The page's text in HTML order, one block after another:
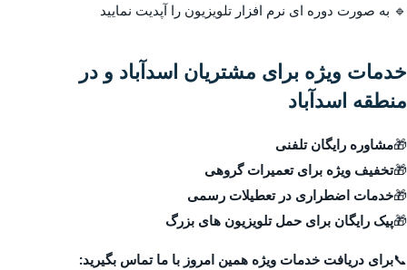
🔹 به صورت دوره ای نرم افزار تلویزیون را آپدیت نمایید
خدمات ویژه برای مشتریان اسدآباد و در
منطقه اسدآباد
🎁مشاوره رایگان تلفنی
🎁تخفیف ویژه برای تعمیرات گروهی
🎁خدمات اضطراری در تعطیلات رسمی
🎁پیک رایگان برای حمل تلویزیون های بزرگ
📞برای دریافت خدمات ویژه همین امروز با ما تماس بگیرید: